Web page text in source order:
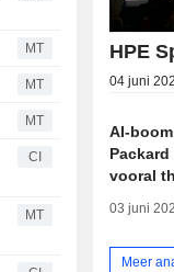
MT
MT
MT
CI
MT
HPE
04 juni
AI-
vooral
03 juni
Meer